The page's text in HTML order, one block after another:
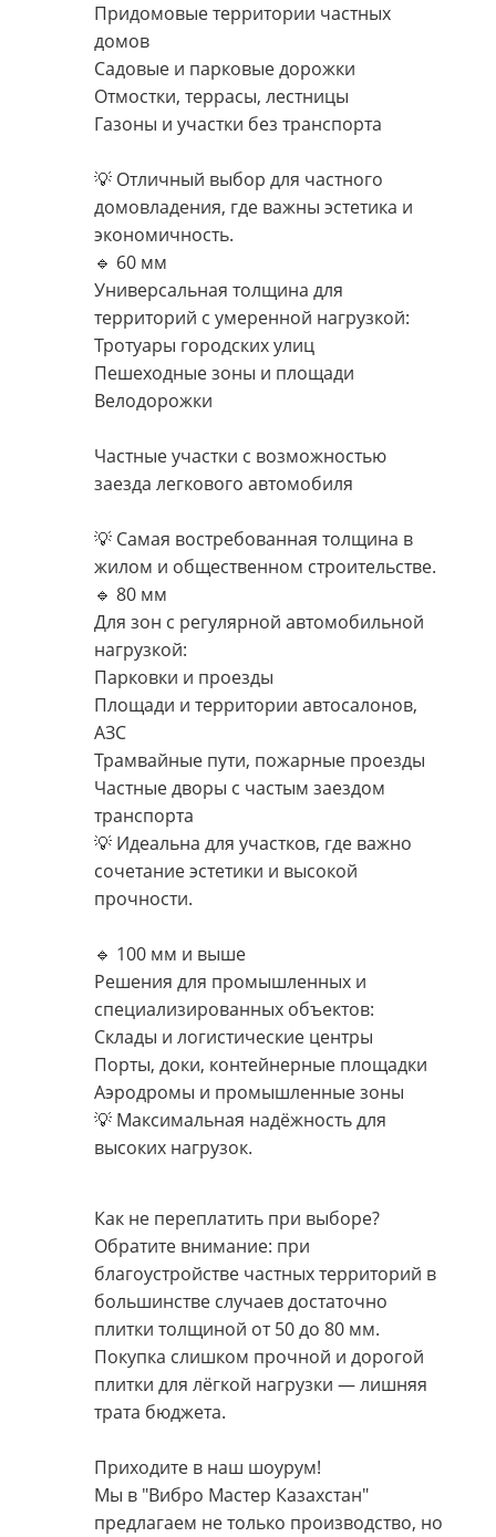
Придомовые территории частных
домов
Садовые и парковые дорожки
Отмостки, террасы, лестницы
Газоны и участки без транспорта
💡 Отличный выбор для частного
домовладения, где важны эстетика и
экономичность.
🔹 60 мм
Универсальная толщина для
территорий с умеренной нагрузкой:
Тротуары городских улиц
Пешеходные зоны и площади
Велодорожки
Частные участки с возможностью
заезда легкового автомобиля
💡 Самая востребованная толщина в
жилом и общественном строительстве.
🔹 80 мм
Для зон с регулярной автомобильной
нагрузкой:
Парковки и проезды
Площади и территории автосалонов,
АЗС
Трамвайные пути, пожарные проезды
Частные дворы с частым заездом
транспорта
💡 Идеальна для участков, где важно
сочетание эстетики и высокой
прочности.
🔹 100 мм и выше
Решения для промышленных и
специализированных объектов:
Склады и логистические центры
Порты, доки, контейнерные площадки
Аэродромы и промышленные зоны
💡 Максимальная надёжность для
высоких нагрузок.
Как не переплатить при выборе?
Обратите внимание: при
благоустройстве частных территорий в
большинстве случаев достаточно
плитки толщиной от 50 до 80 мм.
Покупка слишком прочной и дорогой
плитки для лёгкой нагрузки — лишняя
трата бюджета.
Приходите в наш шоурум!
Мы в "Вибро Мастер Казахстан"
предлагаем не только производство, но